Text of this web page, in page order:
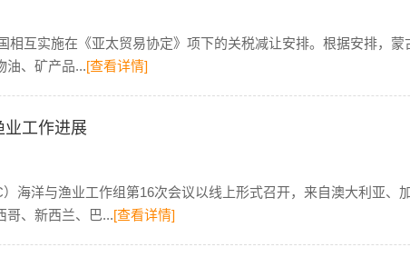
相互实施在《亚太贸易协定》项下的关税减让安排。根据安排，
油、矿产品...[查看详情]
业工作进展
海洋与渔业工作组第16次会议以线上形式召开，来自澳大利亚、
哥、新西兰、巴...[查看详情]